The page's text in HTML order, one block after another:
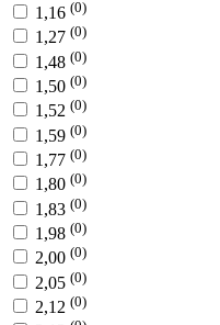
1,16 (0)
1,27 (0)
1,48 (0)
1,50 (0)
1,52 (0)
1,59 (0)
1,77 (0)
1,80 (0)
1,83 (0)
1,98 (0)
2,00 (0)
2,05 (0)
2,12 (0)